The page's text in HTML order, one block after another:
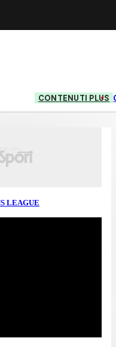
CONTENUTI PLUS
LEAGUE